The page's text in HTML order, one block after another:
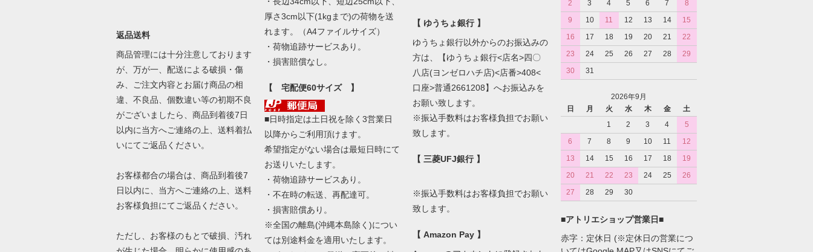
返品送料
商品管理には十分注意しております
が、万が一、配送による破損・傷
み、ご注文内容とお届け商品の相
違、不良品、個数違い等の初期不良
がございましたら、商品到着後7日
以内に当方へご連絡の上、送料着払
いにてご返品ください。
お客様都合の場合は、商品到着後7
日以内に、当方へご連絡の上、送料
お客様負担にてご返品ください。
ただし、お客様のもとで破損、汚れ
厚さ3cm以下(1kgまで)の荷物を送
れます。（A4ファイルサイズ）
・荷物追跡サービスあり。
・損害賠償なし。
【 宅配便60サイズ 】
■日時指定は土日祝を除く3営業日
以降からご利用頂けます。
希望指定がない場合は最短日時にて
お送りいたします。
・荷物追跡サービスあり。
・不在時の転送、再配達可。
・損害賠償あり。
※全国の離島(沖縄本島除く)につい
ては別途料金を適用いたします。
【 ゆうちょ銀行 】
ゆうちょ銀行以外からのお振込みの
方は、【ゆうちょ銀行<店名>四〇
八店(ヨンゼロハチ店)<店番>408<
口座>普通2661208】へお振込みを
お願い致します。
※振込手数料はお客様負担でお願い
致します。
【 三菱UFJ銀行 】
※振込手数料はお客様負担でお願い
致します。
【 Amazon Pay 】
2
3 4 5 6 7
8
9
10 11 12 13 14
15
16
17 18 19 20 21
22
23
24 25 26 27 28
29
30
31
2026年9月
日
月 火 水 木 金
土
1
2 3 4
5
6
7 8 9 10 11
12
13
14 15 16 17 18
19
20
21 22 23 24 25
26
27
28 29 30
■アトリエショップ営業日■
赤字：定休日 (※定休日の営業につ